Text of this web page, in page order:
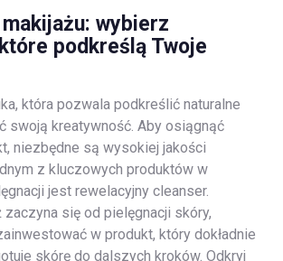
wybierz
podkreślą Twoje
która pozwala podkreślić naturalne
swoją kreatywność. Aby osiągnąć
niezbędne są wysokiej jakości
z kluczowych produktów w
jest rewelacyjny cleanser.
zaczyna się od pielęgnacji skóry,
w produkt, który dokładnie
skórę do dalszych kroków. Odkryj